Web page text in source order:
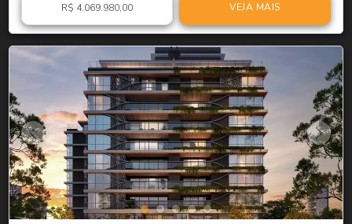
R$ 4.069.980,00 VEJA MAIS